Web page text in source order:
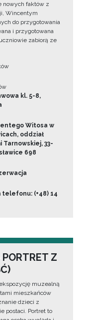
nowych faktów z
Wincentym
do przygotowania
i przygotowana
zabiorą ze
kl. 5-8,
Witosa w
oddział
Tarnowskiej, 33-
698
(+48) 14
Z
muzealną
mieszkańców
dzieci z
postaci. Portret to